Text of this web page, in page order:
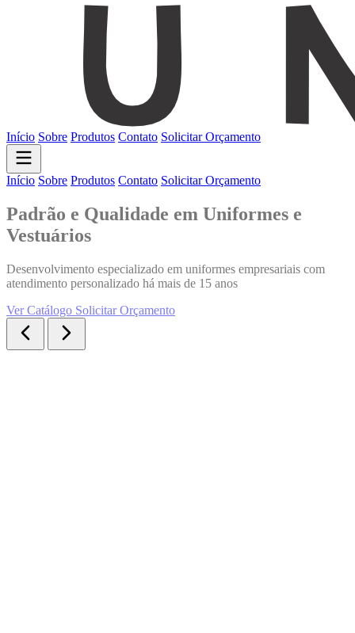
Início Sobre Produtos Contato Solicitar Orçamento
Início Sobre Produtos Contato Solicitar Orçamento
Padrão e Qualidade em Uniformes e
Vestuários
Desenvolvimento especializado em uniformes empresariais com
atendimento personalizado há mais de 15 anos
Ver Catálogo Solicitar Orçamento